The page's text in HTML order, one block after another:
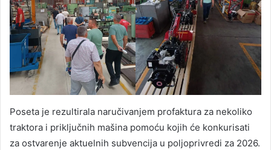
Poseta je rezultirala naručivanjem profaktura za nekoliko
traktora i priključnih mašina pomoću kojih će konkurisati
za ostvarenje aktuelnih subvencija u poljoprivredi za 2026.